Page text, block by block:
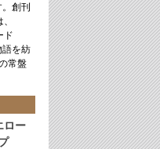
創刊
ド
語を紡
常盤
ロー